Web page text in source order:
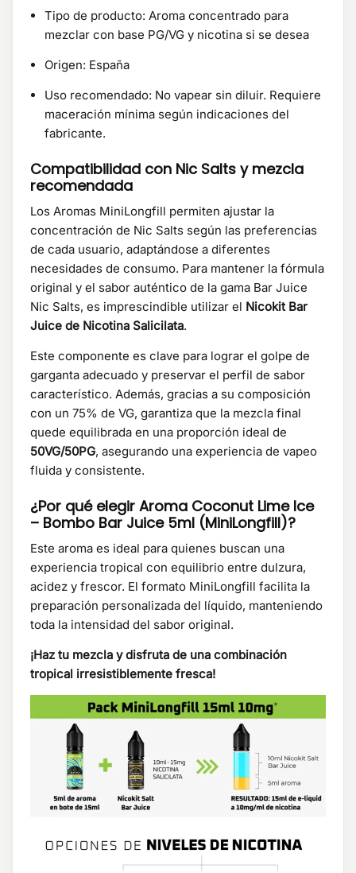
Tipo de producto: Aroma concentrado para
mezclar con base PG/VG y nicotina si se desea
Origen: España
Uso recomendado: No vapear sin diluir. Requiere
maceración mínima según indicaciones del
fabricante.
Compatibilidad con Nic Salts y mezcla
recomendada
Los Aromas MiniLongfill permiten ajustar la
concentración de Nic Salts según las preferencias
de cada usuario, adaptándose a diferentes
necesidades de consumo. Para mantener la fórmula
original y el sabor auténtico de la gama Bar Juice
Nic Salts, es imprescindible utilizar el Nicokit Bar
Juice de Nicotina Salicilata.
Este componente es clave para lograr el golpe de
garganta adecuado y preservar el perfil de sabor
característico. Además, gracias a su composición
con un 75% de VG, garantiza que la mezcla final
quede equilibrada en una proporción ideal de
50VG/50PG, asegurando una experiencia de vapeo
fluida y consistente.
¿Por qué elegir Aroma Coconut Lime Ice
– Bombo Bar Juice 5ml (MiniLongfill)?
Este aroma es ideal para quienes buscan una
experiencia tropical con equilibrio entre dulzura,
acidez y frescor. El formato MiniLongfill facilita la
preparación personalizada del líquido, manteniendo
toda la intensidad del sabor original.
¡Haz tu mezcla y disfruta de una combinación
tropical irresistiblemente fresca!